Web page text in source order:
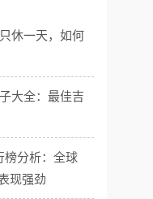
休一天，如何
大全：最佳吉
榜分析：全球
现强劲